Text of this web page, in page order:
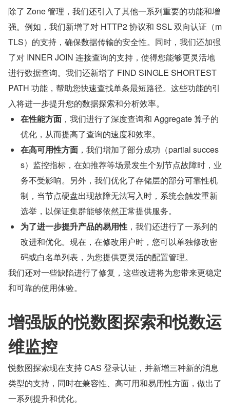
除了 Zone 管理，我们还引入了其他一系列重要的功能和增
强。例如，我们新增了对 HTTP2 协议和 SSL 双向认证（m
TLS）的支持，确保数据传输的安全性。同时，我们还加强
了对 INNER JOIN 连接查询的支持，使得您能够更灵活地
进行数据查询。我们还新增了 FIND SINGLE SHORTEST
PATH 功能，帮助您快速查找单条最短路径。这些功能的引
入将进一步提升您的数据探索和分析效率。
在性能方面 ，我们进行了深度查询和 Aggregate 算子的
优化，从而提高了查询的速度和效率。
在高可用性方面 ，我们增加了部分成功（partial succes
s）监控指标，在如推荐等场景发生个别节点故障时，业
务不受影响。另外，我们优化了存储层的部分可靠性机
制，当节点硬盘出现故障无法写入时，系统会触发重新
选举，以保证集群能够依然正常提供服务。
为了进一步提升产品的易用性 ，我们还进行了一系列的
改进和优化。现在，在修改用户时，您可以单独修改密
码或白名单列表，为您提供更灵活的配置管理。
我们还对一些缺陷进行了修复，这些改进将为您带来更稳定
和可靠的使用体验。
增强版的悦数图探索和悦数运
维监控
悦数图探索现在支持 CAS 登录认证，并新增三种新的消息
类型的支持，同时在兼容性、高可用和易用性方面，做出了
一系列提升和优化。